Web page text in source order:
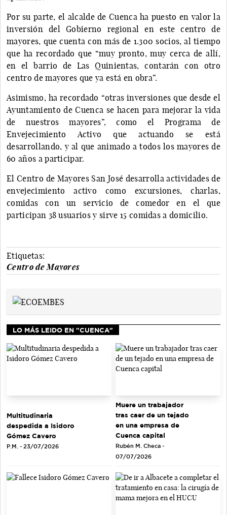
Por su parte, el alcalde de Cuenca ha puesto en valor la
inversión del Gobierno regional en este centro de
mayores, que cuenta con más de 1.300 socios, al tiempo
que ha recordado que “muy pronto, muy cerca de allí,
en el barrio de Las Quinientas, contarán con otro
centro de mayores que ya está en obra”.
Asimismo, ha recordado “otras inversiones que desde el
Ayuntamiento de Cuenca se hacen para mejorar la vida
de nuestros mayores”, como el Programa de
Envejecimiento Activo que actuando se está
desarrollando, y al que animado a todos los mayores de
60 años a participar.
El Centro de Mayores San José desarrolla actividades de
envejecimiento activo como excursiones, charlas,
comidas con un servicio de comedor en el que
participan 38 usuarios y sirve 15 comidas a domicilio.
Etiquetas:
Centro de Mayores
LO MÁS LEIDO EN "CUENCA"
Multitudinaria
despedida a Isidoro
Gómez Cavero
P.M. - 23/07/2026
Muere un trabajador
tras caer de un tejado
en una empresa de
Cuenca capital
Rubén M. Checa -
07/07/2026